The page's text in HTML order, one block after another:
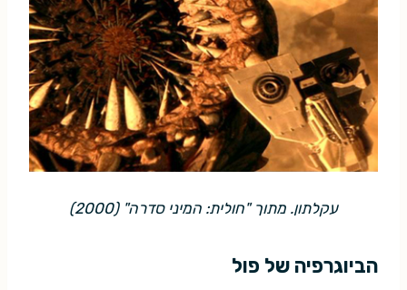
עקלתון. מתוך "חולית: המיני סדרה" (2000)
הביוגרפיה של פול